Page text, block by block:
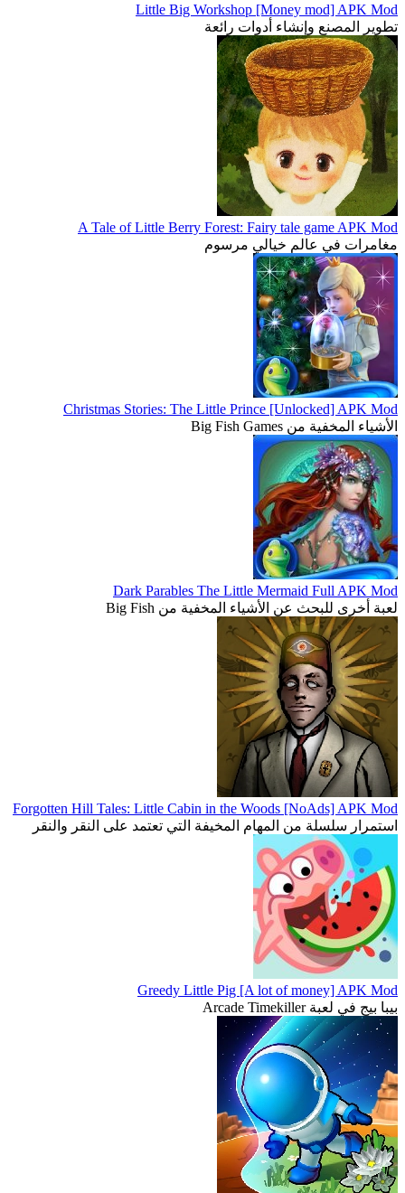
Little Big Workshop [Money mod] APK Mod
تطوير المصنع وإنشاء أدوات رائعة
A Tale of Little Berry Forest: Fairy tale game APK Mod
مغامرات في عالم خيالي مرسوم
Christmas Stories: The Little Prince [Unlocked] APK Mod
الأشياء المخفية من Big Fish Games
Dark Parables The Little Mermaid Full APK Mod
لعبة أخرى للبحث عن الأشياء المخفية من Big Fish
Forgotten Hill Tales: Little Cabin in the Woods [NoAds] APK Mod
استمرار سلسلة من المهام المخيفة التي تعتمد على النقر والنقر
Greedy Little Pig [A lot of money] APK Mod
بيبا بيج في لعبة Arcade Timekiller